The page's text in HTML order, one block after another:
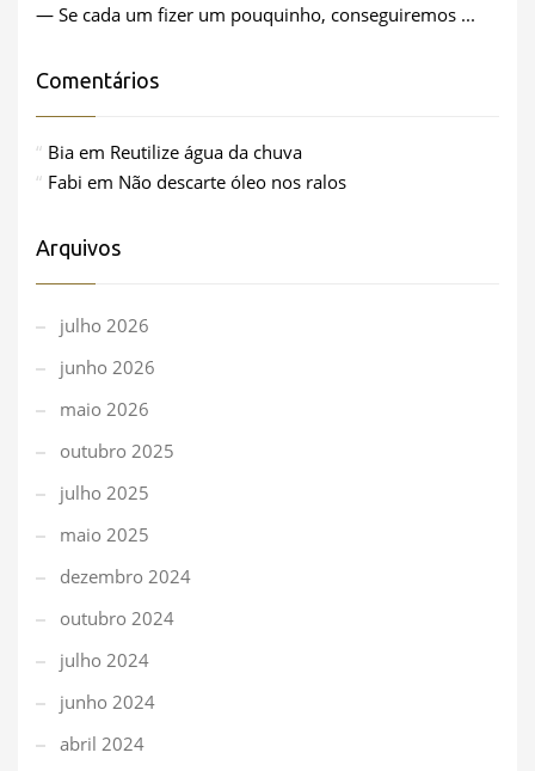
— Se cada um fizer um pouquinho, conseguiremos ...
Comentários
Bia em Reutilize água da chuva
Fabi em Não descarte óleo nos ralos
Arquivos
julho 2026
junho 2026
maio 2026
outubro 2025
julho 2025
maio 2025
dezembro 2024
outubro 2024
julho 2024
junho 2024
abril 2024